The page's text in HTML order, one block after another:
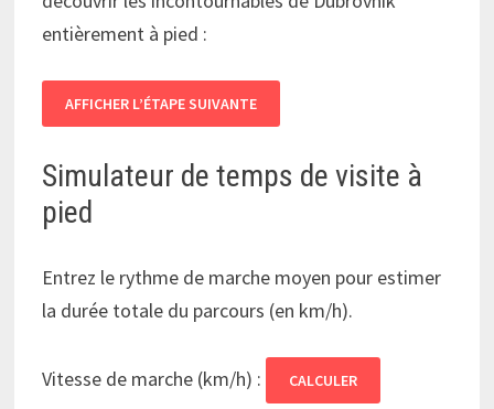
entièrement à pied :
AFFICHER L’ÉTAPE SUIVANTE
Simulateur de temps de visite à
pied
Entrez le rythme de marche moyen pour estimer
la durée totale du parcours (en km/h).
Vitesse de marche (km/h) : CALCULER